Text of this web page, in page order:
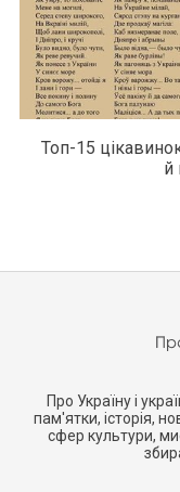
Топ-15
й
Про Україну і
пам'ятки, історія,
сфер культури,